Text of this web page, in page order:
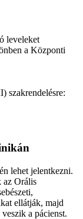
leveleket
a Központi
szakrendelésre:
lehet jelentkezni.
az Orális
ellátják, majd
a pácienst.